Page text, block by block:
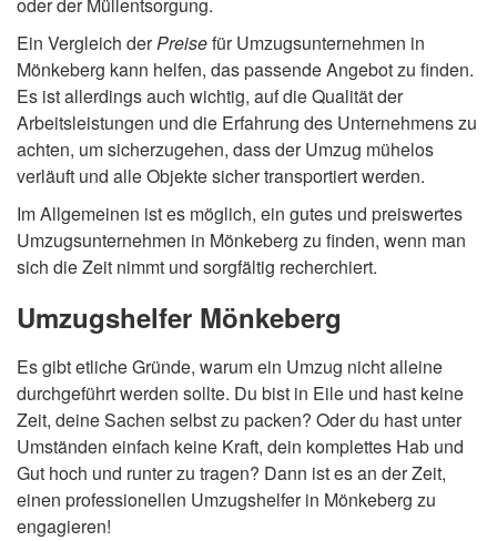
oder der Müllentsorgung.
Ein Vergleich derPreisefür Umzugsunternehmen in
Mönkeberg kann helfen, das passende Angebot zu finden.
Es ist allerdings auch wichtig, auf die Qualität der
Arbeitsleistungen und die Erfahrung des Unternehmens zu
achten, um sicherzugehen, dass der Umzug mühelos
verläuft und alle Objekte sicher transportiert werden.
Im Allgemeinen ist es möglich, ein gutes und preiswertes
Umzugsunternehmen in Mönkeberg zu finden, wenn man
sich die Zeit nimmt und sorgfältig recherchiert.
Umzugshelfer Mönkeberg
Es gibt etliche Gründe, warum ein Umzug nicht alleine
durchgeführt werden sollte. Du bist in Eile und hast keine
Zeit, deine Sachen selbst zu packen? Oder du hast unter
Umständen einfach keine Kraft, dein komplettes Hab und
Gut hoch und runter zu tragen? Dann ist es an der Zeit,
einen professionellen Umzugshelfer in Mönkeberg zu
engagieren!